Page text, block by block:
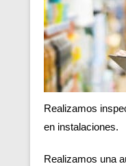
Realizamos
en instalaciones.
Realizamos una